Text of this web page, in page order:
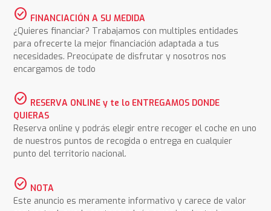
check_circle FINANCIACIÓN A SU MEDIDA
¿Quieres financiar? Trabajamos con multiples entidades
para ofrecerte la mejor financiación adaptada a tus
necesidades. Preocúpate de disfrutar y nosotros nos
encargamos de todo
check_circle RESERVA ONLINE y te lo ENTREGAMOS DONDE
QUIERAS
Reserva online y podrás elegir entre recoger el coche en uno
de nuestros puntos de recogida o entrega en cualquier
punto del territorio nacional.
check_circle NOTA
Este anuncio es meramente informativo y carece de valor